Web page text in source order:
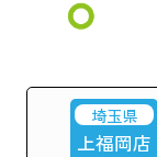
埼玉県
上福岡店